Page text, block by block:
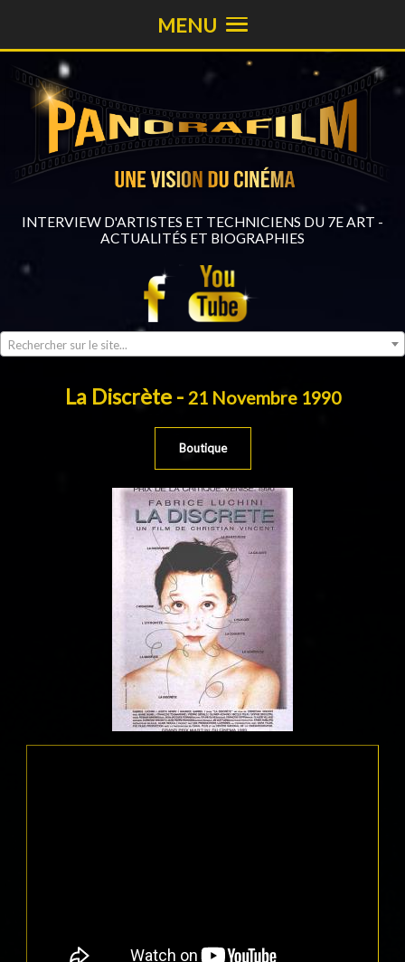
INTERVIEW D'ARTISTES ET TECHNICIENS DU 7E ART -
ACTUALITÉS ET BIOGRAPHIES
Rechercher sur le site...
MENU
La Discrète - 21 Novembre 1990
Boutique